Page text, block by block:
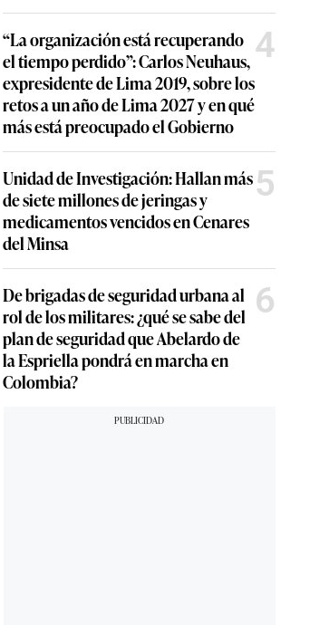
“La organización está recuperando
el tiempo perdido”: Carlos Neuhaus,
expresidente de Lima 2019, sobre los
retos a un año de Lima 2027 y en qué
más está preocupado el Gobierno
4
Unidad de Investigación: Hallan más
de siete millones de jeringas y
medicamentos vencidos en Cenares
del Minsa
5
De brigadas de seguridad urbana al
rol de los militares: ¿qué se sabe del
plan de seguridad que Abelardo de
la Espriella pondrá en marcha en
Colombia?
6